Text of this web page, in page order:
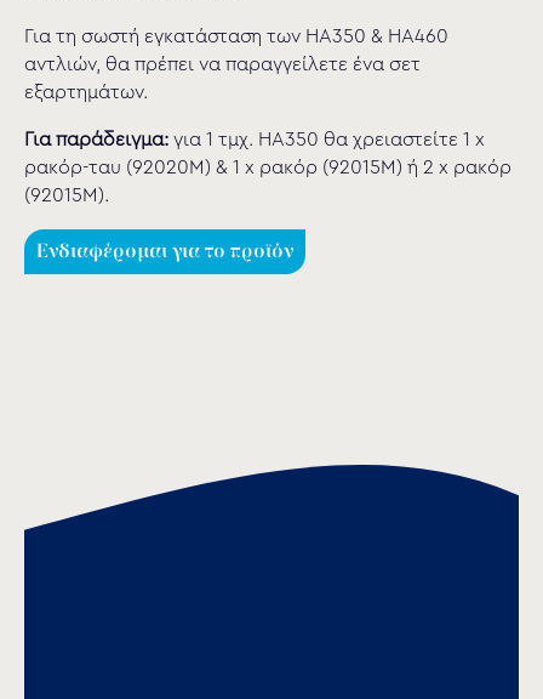
Για τη σωστή εγκατάσταση των ΗΑ350 & ΗΑ460
αντλιών, θα πρέπει να παραγγείλετε ένα σετ
εξαρτημάτων.
Για παράδειγμα: για 1 τμχ. HA350 θα χρειαστείτε 1 x
ρακόρ-ταυ (92020M) & 1 x ρακόρ (92015M) ή 2 x ρακόρ
(92015M).
Ενδιαφέρομαι για το προϊόν